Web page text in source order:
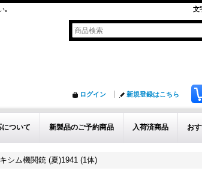
｡ 文
ログイン 新規登録はこちら
ついて 新製品のご予約商品 入荷済商品 お
シム機関銃 (夏)1941 (1体)